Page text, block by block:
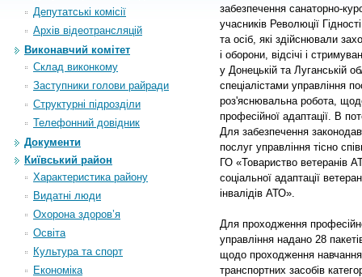
Депутатські комісії
Архiв вiдеотрансляцiй
Виконавчий комітет
Склад виконкому
Заступники голови райради
Структурні підрозділи
Телефонний довідник
Документи
Київський район
Характеристика району
Видатні люди
Охорона здоров’я
Освіта
Культура та спорт
Економіка
забезпечення санаторно-
учасників Революції
та осіб, які здійснювали
і оборони, відсічі і
у Донецькій та Луганській
спеціалістами управління
роз'яснювальна робота,
професійної адаптації. В
Для забезпечення
послуг управління тісно
ГО «Товариство ветеранів
соціальної адаптації
інвалідів АТО».
Для проходження
управління надано 28
щодо проходження навчання
транспортних засобів